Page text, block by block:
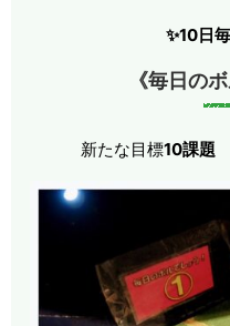
✨10日
《毎日の
新たな目標10課題